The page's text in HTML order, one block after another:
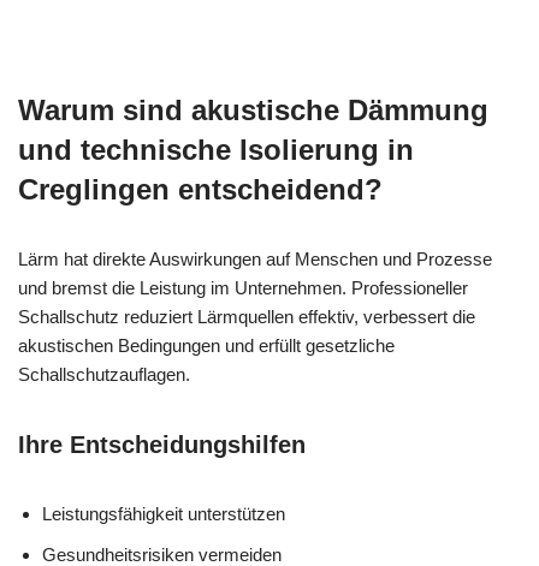
Warum sind akustische Dämmung
und technische Isolierung in
Creglingen entscheidend?
Lärm hat direkte Auswirkungen auf Menschen und Prozesse
und bremst die Leistung im Unternehmen. Professioneller
Schallschutz reduziert Lärmquellen effektiv, verbessert die
akustischen Bedingungen und erfüllt gesetzliche
Schallschutzauflagen.
Ihre Entscheidungshilfen
Leistungsfähigkeit unterstützen
Gesundheitsrisiken vermeiden